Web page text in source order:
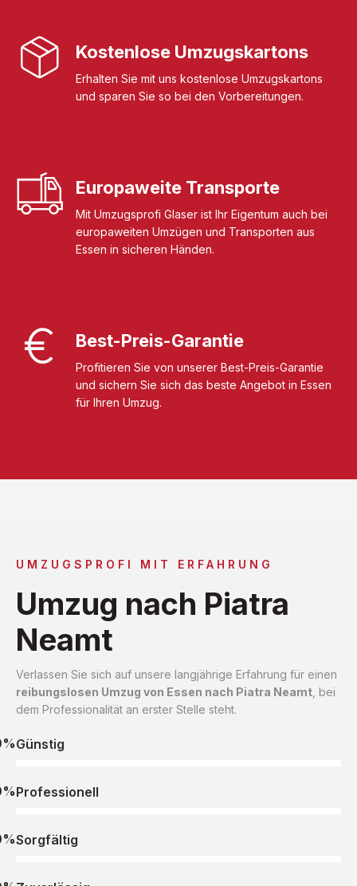
Kostenlose Umzugskartons
Erhalten Sie mit uns kostenlose Umzugskartons
und sparen Sie so bei den Vorbereitungen.
Europaweite Transporte
Mit Umzugsprofi Glaser ist Ihr Eigentum auch bei
europaweiten Umzügen und Transporten aus
Essen in sicheren Händen.
Best-Preis-Garantie
Profitieren Sie von unserer Best-Preis-Garantie
und sichern Sie sich das beste Angebot in Essen
für Ihren Umzug.
UMZUGSPROFI MIT ERFAHRUNG
Umzug nach Piatra
Neamt
Verlassen Sie sich auf unsere langjährige Erfahrung für einen
reibungslosen Umzug von Essen nach Piatra Neamt , bei
dem Professionalität an erster Stelle steht.
Günstig
Professionell
Sorgfältig